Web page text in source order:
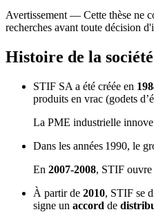
Avertissement — Cette thèse ne
recherches avant toute décision
Histoire de la société
STIF SA a été créée en
produits en vrac (godets
La PME industrielle innove
Dans les années 1990, le
En 2007-2008, STIF ouvre
À partir de 2010, STIF se
signe un accord de